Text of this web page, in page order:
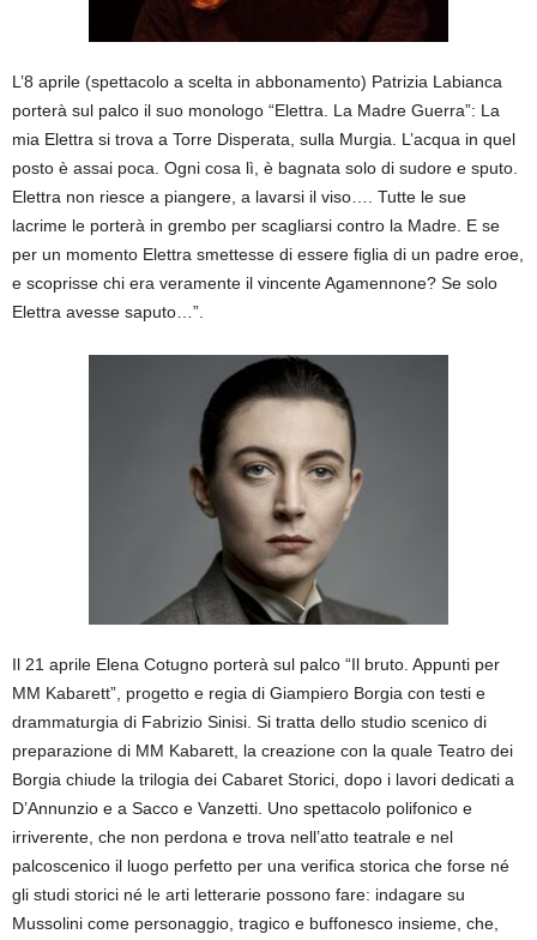
L’8 aprile (spettacolo a scelta in abbonamento) Patrizia Labianca
porterà sul palco il suo monologo “Elettra. La Madre Guerra”: La
mia Elettra si trova a Torre Disperata, sulla Murgia. L’acqua in quel
posto è assai poca. Ogni cosa lì, è bagnata solo di sudore e sputo.
Elettra non riesce a piangere, a lavarsi il viso…. Tutte le sue
lacrime le porterà in grembo per scagliarsi contro la Madre. E se
per un momento Elettra smettesse di essere figlia di un padre eroe,
e scoprisse chi era veramente il vincente Agamennone? Se solo
Elettra avesse saputo…”.
Il 21 aprile Elena Cotugno porterà sul palco “Il bruto. Appunti per
MM Kabarett”, progetto e regia di Giampiero Borgia con testi e
drammaturgia di Fabrizio Sinisi. Si tratta dello studio scenico di
preparazione di MM Kabarett, la creazione con la quale Teatro dei
Borgia chiude la trilogia dei Cabaret Storici, dopo i lavori dedicati a
D’Annunzio e a Sacco e Vanzetti. Uno spettacolo polifonico e
irriverente, che non perdona e trova nell’atto teatrale e nel
palcoscenico il luogo perfetto per una verifica storica che forse né
gli studi storici né le arti letterarie possono fare: indagare su
Mussolini come personaggio, tragico e buffonesco insieme, che,